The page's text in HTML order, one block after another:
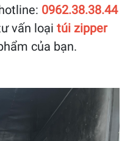
0962.38.38.44
vấn loạitúi zipper
của bạn.